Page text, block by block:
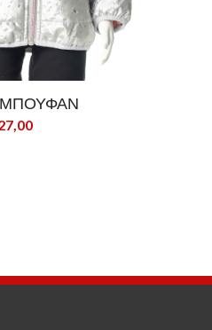
ΜΠΟΥΦΑΝ